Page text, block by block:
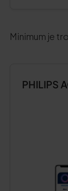
Minimum je
PHILIPS